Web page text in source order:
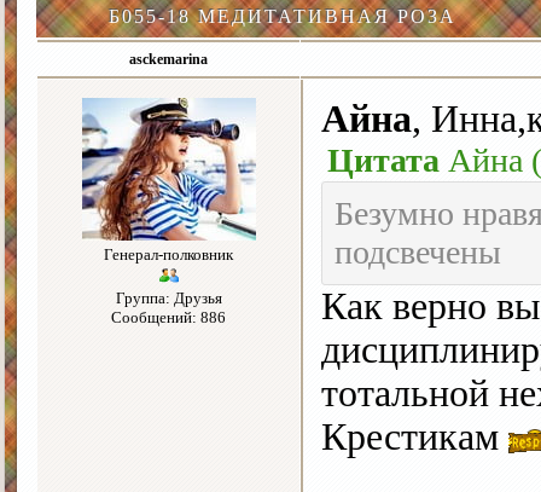
Б055-18 МЕДИТАТИВНАЯ РОЗА
asckemarina
Генерал-полковник
Группа: Друзья
Сообщений: 886
Айна,
Цитата Айна (
Безумно
подсвечены
Как верно
тотальной
Крестикам